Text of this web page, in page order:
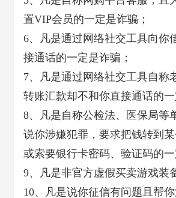
置VIP会员的一定是诈骗；
6、凡是通过网络社交工具向你
接通话的一定是诈骗；
7、凡是通过网络社交工具自称
转账汇款却不和你直接通话的一
8、凡是自称公检法、医保局等
说你涉嫌犯罪，要求把钱转到
或索要银行卡密码、验证码的一
9、凡是非官方虚假买卖游戏装
10、凡是说你征信有问题且帮